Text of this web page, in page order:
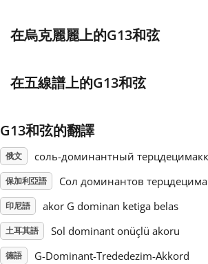
Português
Русский
在烏克麗麗上的G13和弦
在五線譜上的G13和弦
G13和弦的翻譯
俄文 соль-доминантный
保加利亞語 Сол доминантов
印尼語 akor G dominan ketiga belas
土耳其語 Sol dominant onüçlü akoru
德語 G-Dominant-Trededezim-Akkord